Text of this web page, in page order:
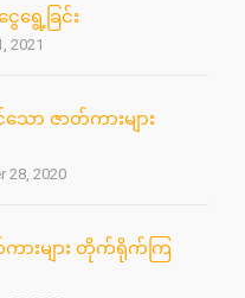
ေရွေ့ခြင်း
2021
သော ဇာတ်ကားများ
28, 2020
တ်ကားများ တိုက်ရိုက်ကြ